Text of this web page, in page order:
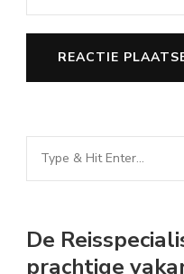
Looking
for
De
prachtige